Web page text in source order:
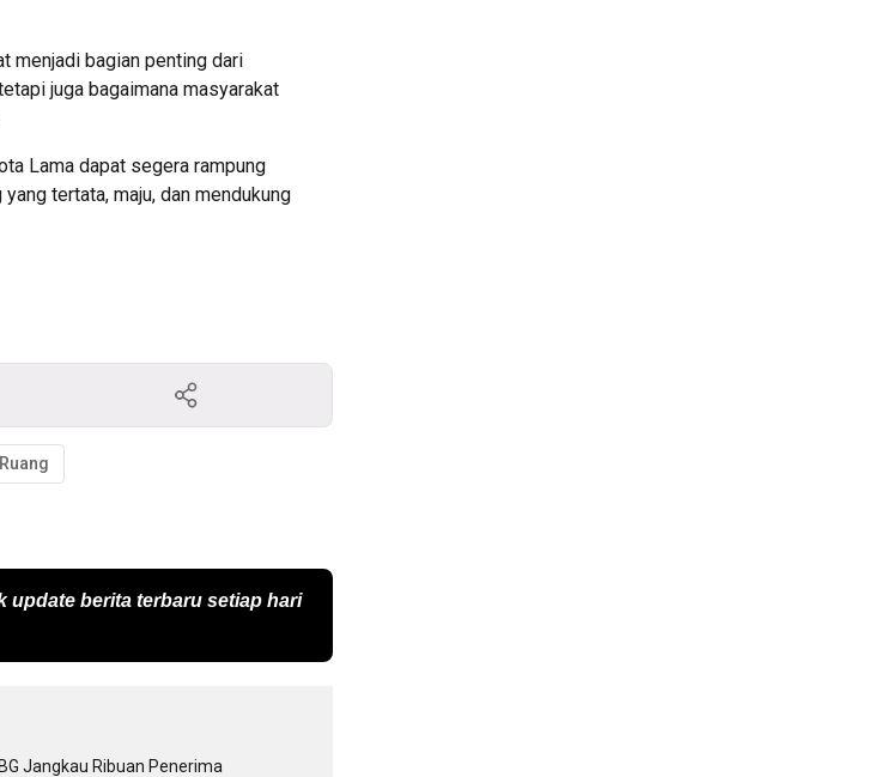
menjadi bagian penting dari
juga bagaimana masyarakat
Lama dapat segera rampung
tertata, maju, dan mendukung
update berita terbaru setiap hari
Jangkau Ribuan Penerima